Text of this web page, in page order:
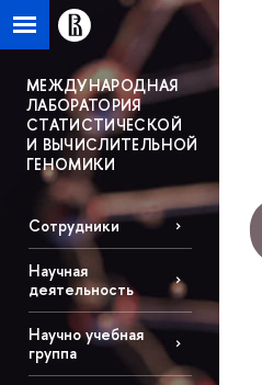
МЕЖДУНАРОДНАЯ
ЛАБОРАТОРИЯ
СТАТИСТИЧЕСКОЙ
И ВЫЧИСЛИТЕЛЬНОЙ
ГЕНОМИКИ
Сотрудники
Научная
деятельность
Научно учебная
группа